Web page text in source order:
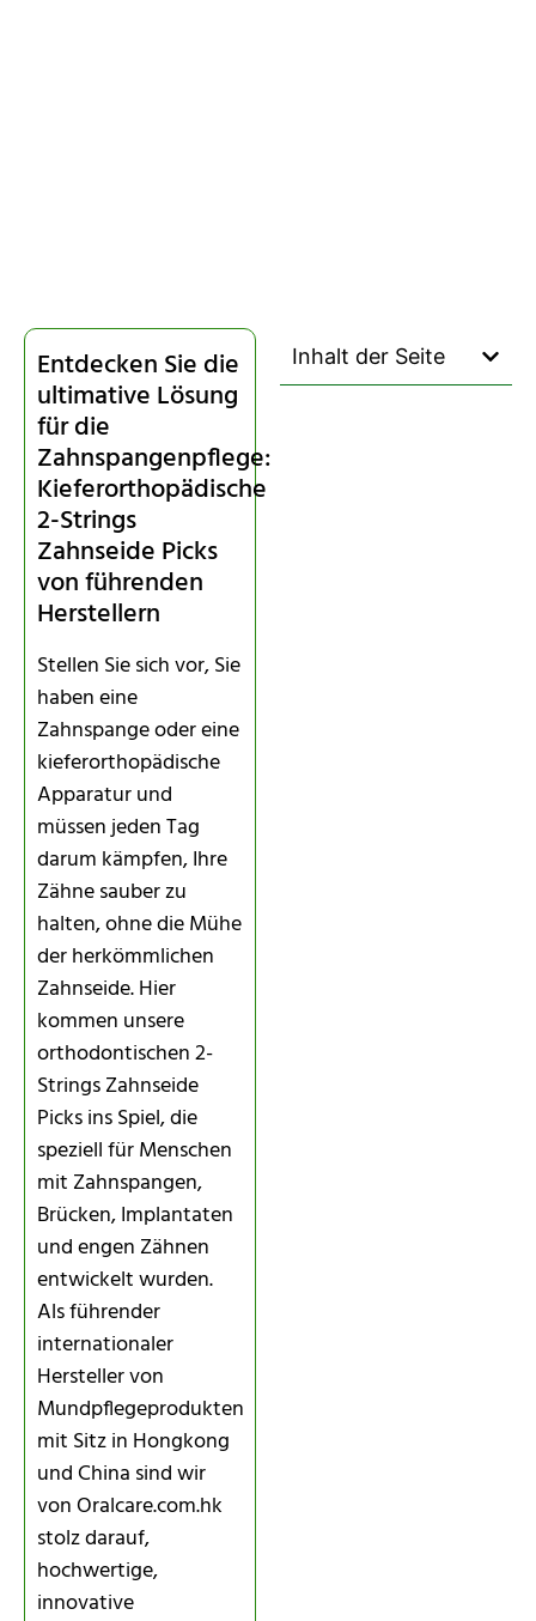
Entdecken Sie die
ultimative Lösung
für die
Zahnspangenpflege:
Kieferorthopädische
2-Strings
Zahnseide Picks
von führenden
Herstellern
Stellen Sie sich vor, Sie
haben eine
Zahnspange oder eine
kieferorthopädische
Apparatur und
müssen jeden Tag
darum kämpfen, Ihre
Zähne sauber zu
halten, ohne die Mühe
der herkömmlichen
Zahnseide. Hier
kommen unsere
orthodontischen 2-
Strings Zahnseide
Picks ins Spiel, die
speziell für Menschen
mit Zahnspangen,
Brücken, Implantaten
und engen Zähnen
entwickelt wurden.
Als führender
internationaler
Hersteller von
Mundpflegeprodukten
mit Sitz in Hongkong
und China sind wir
von Oralcare.com.hk
stolz darauf,
hochwertige,
innovative
Inhalt der Seite